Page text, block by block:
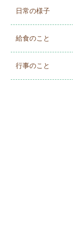
日常の様子
給食のこと
行事のこと